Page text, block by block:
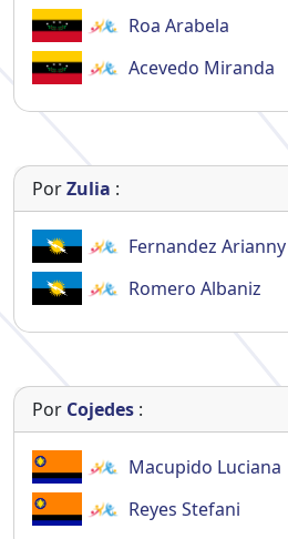
Roa Arabela
Acevedo Miranda
PorZulia :
Fernandez Arianny
Romero Albaniz
Por Cojedes :
Macupido Luciana
Reyes Stefani